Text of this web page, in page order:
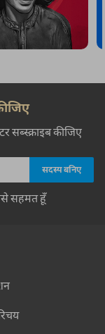
सब्स्क्राइब कीजिए
सहमत हूँ